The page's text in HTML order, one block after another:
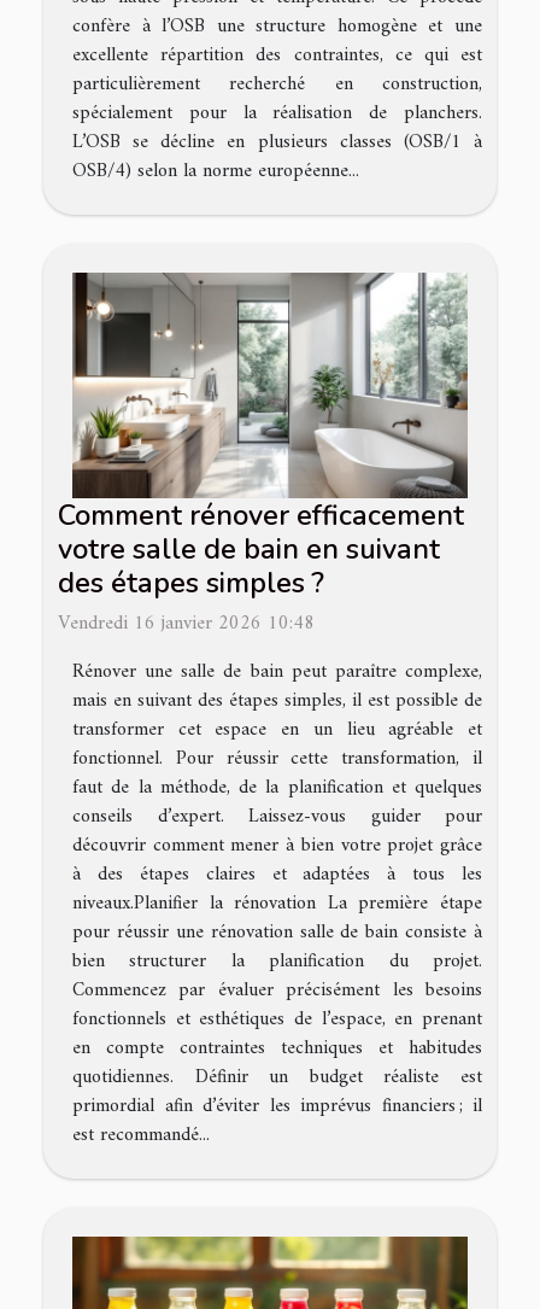
confère à l’OSB une structure homogène et une
excellente répartition des contraintes, ce qui est
particulièrement recherché en construction,
spécialement pour la réalisation de planchers.
L’OSB se décline en plusieurs classes (OSB/1 à
OSB/4) selon la norme européenne...
Comment rénover efficacement
votre salle de bain en suivant
des étapes simples ?
Vendredi 16 janvier 2026 10:48
Rénover une salle de bain peut paraître complexe,
mais en suivant des étapes simples, il est possible de
transformer cet espace en un lieu agréable et
fonctionnel. Pour réussir cette transformation, il
faut de la méthode, de la planification et quelques
conseils d’expert. Laissez-vous guider pour
découvrir comment mener à bien votre projet grâce
à des étapes claires et adaptées à tous les
niveaux.Planifier la rénovation La première étape
pour réussir une rénovation salle de bain consiste à
bien structurer la planification du projet.
Commencez par évaluer précisément les besoins
fonctionnels et esthétiques de l’espace, en prenant
en compte contraintes techniques et habitudes
quotidiennes. Définir un budget réaliste est
primordial afin d’éviter les imprévus financiers ; il
est recommandé...